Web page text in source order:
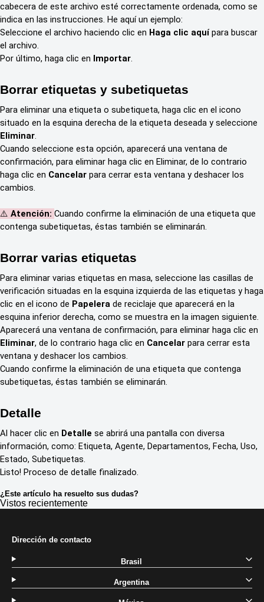
cabecera de este archivo esté correctamente ordenada, como se
indica en las instrucciones. He aquí un ejemplo:
Seleccione el archivo haciendo clic en Haga clic aquípara buscar
el archivo.
Por último, haga clic en Importar.
Borrar etiquetas y subetiquetas
Para eliminar una etiqueta o subetiqueta, haga clic en el icono
situado en la esquina derecha de la etiqueta deseada y seleccione
Eliminar.
Cuando seleccione esta opción, aparecerá una ventana de
confirmación, para eliminar haga clic en Eliminar, de lo contrario
haga clic en Cancelar para cerrar esta ventana y deshacer los
cambios.
⚠️ Atención: Cuando confirme la eliminación de una etiqueta que
contenga subetiquetas, éstas también se eliminarán.
Borrar varias etiquetas
Para eliminar varias etiquetas en masa, seleccione las casillas de
verificación situadas en la esquina izquierda de las etiquetas y haga
clic en el icono de Papelera de reciclaje que aparecerá en la
esquina inferior derecha, como se muestra en la imagen siguiente.
Aparecerá una ventana de confirmación, para eliminar haga clic en
Eliminar, de lo contrario haga clic en Cancelar para cerrar esta
ventana y deshacer los cambios.
Cuando confirme la eliminación de una etiqueta que contenga
subetiquetas, éstas también se eliminarán.
Detalle
Al hacer clic en Detalle se abrirá una pantalla con diversa
información, como: Etiqueta, Agente, Departamentos, Fecha, Uso,
Estado, Subetiquetas.
Listo! Proceso de detalle finalizado.
¿Este artículo ha resuelto sus dudas?
Vistos recientemente
Dirección de contacto
Brasil
Argentina